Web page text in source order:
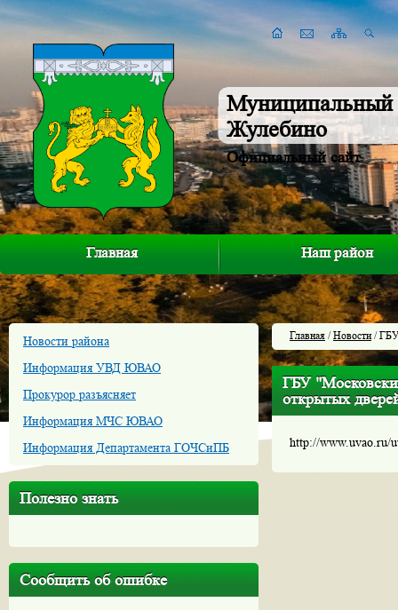
Муниципальный
Жулебино
Официальный сайт
Главная Наш район
Новости района
Информация УВД ЮВАО
Прокурор разъясняет
Информация МЧС ЮВАО
Информация Департамента ГОЧСиПБ
Полезно знать
Сообщить об ошибке
Главная /Новости/ ГБУ
ГБУ
открытых
http://www.uvao.ru/